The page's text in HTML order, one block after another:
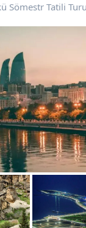
Sömestr Tatili Turu